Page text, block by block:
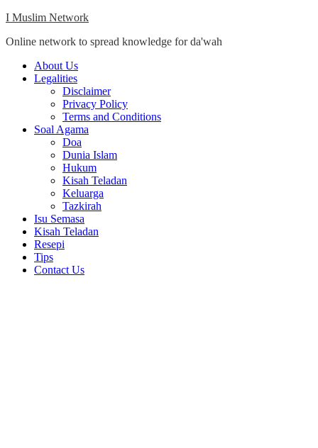
Skip
content
I Muslim Network
Online network to spread knowledge for da'wah
Close
Menu
About Us
Legalities
Disclaimer
Privacy Policy
Terms and Conditions
Soal Agama
Doa
Dunia Islam
Hukum
Kisah Teladan
Keluarga
Tazkirah
Isu Semasa
Kisah Teladan
Resepi
Tips
Contact Us